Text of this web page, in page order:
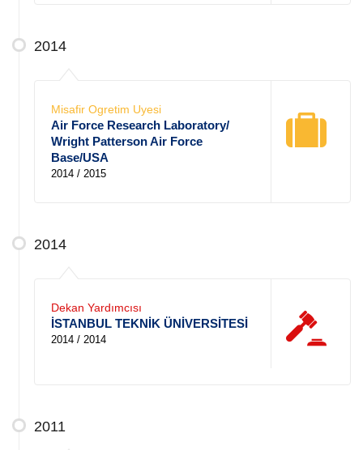
2014
Misafir Ogretim Uyesi
Air Force Research Laboratory/
Wright Patterson Air Force
Base/USA
2014 / 2015
2014
Dekan Yardımcısı
İSTANBUL TEKNİK ÜNİVERSİTESİ
2014 / 2014
2011